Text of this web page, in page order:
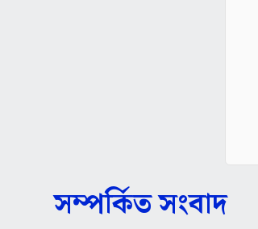
সম্পর্কিত সংবাদ